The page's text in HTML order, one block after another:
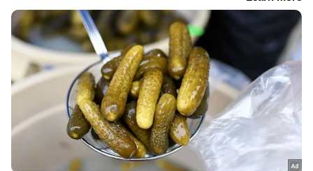
പുറത്തായതില്‍ മനംനൊന്താണ് ആരാധകന്‍
ടിവി ഇടിച്ചുതരിപ്പണമാക്കിയത് എന്ന് ദി സണ്‍
2022 ഡിസംബര്‍ 1ന് നല്‍കിയ വാര്‍ത്തയിലും
പറയുന്നുണ്ട്.
ദി സണ്‍ വാര്‍ത്തയുടെ സ്ക്രീന്‍ഷോട്ട്